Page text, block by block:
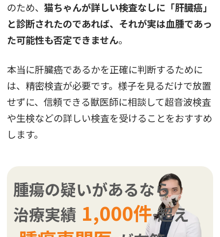
のため、猫ちゃんが詳しい検査なしに「肝臓癌」
と診断されたのであれば、それが実は血腫であっ
た可能性も否定できません。
本当に肝臓癌であるかを正確に判断するために
は、精密検査が必要です。様子を見るだけで放置
せずに、信頼できる獣医師に相談して超音波検査
や生検などの詳しい検査を受けることをおすすめ
します。
腫瘍の疑いがあるなら
治療実績 1,000件 超え